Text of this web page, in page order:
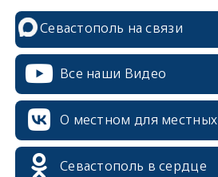
Севастополь на связи
Все наши Видео
О местном для местных
Севастополь в сердце